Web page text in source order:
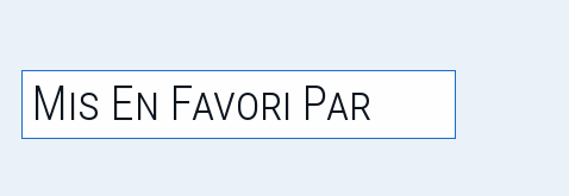
Mis En Favori Par